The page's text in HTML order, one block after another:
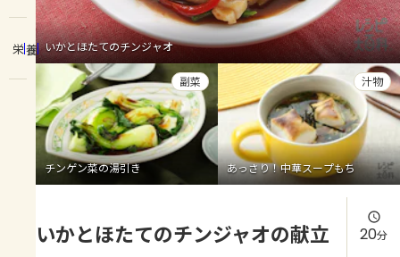
レシピ
トーク
よくあるお問い合わせ
お買い物
AJINOMOTO PARK とは
栄養 いかとほたてのチンジャオ
チンゲン菜の湯引き
副菜
あっさり！中華スープもち
汁物
いかとほたてのチンジャオの献立 20分